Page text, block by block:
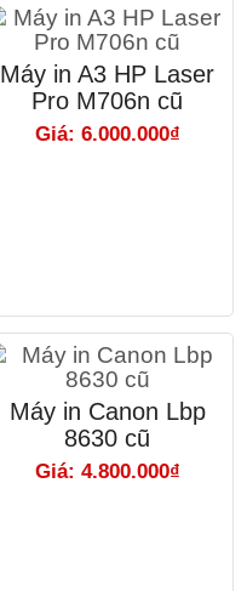
Máy in A3 HP Laser
Pro M706n cũ
Giá: 6.000.000₫
Máy in Canon Lbp
8630 cũ
Giá: 4.800.000₫